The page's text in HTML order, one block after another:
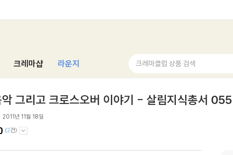
크레마샵 라운지 크레마클럽 상품 검색
그리고 크로스오버 이야기 - 살림지식총서 055
2011년 11월 18일
(2건)